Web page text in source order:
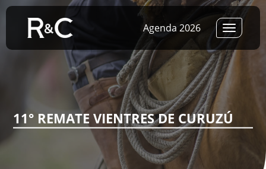
Toggle
Agenda 2026
11° REMATE VIENTRES DE CURUZÚ